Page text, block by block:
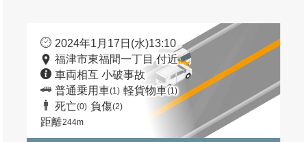
2024年1月17日(水)13:10
福津市東福間一丁目 付近
車両相互 小破事故
普通乗用車(1) 軽貨物車(1)
死亡(0) 負傷(2)
距離244m